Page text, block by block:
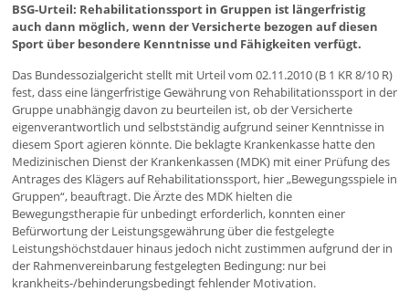
BSG-Urteil: Rehabilitationssport in Gruppen ist längerfristig
auch dann möglich, wenn der Versicherte bezogen auf diesen
Sport über besondere Kenntnisse und Fähigkeiten verfügt.
Das Bundessozialgericht stellt mit Urteil vom 02.11.2010 (B 1 KR 8/10 R)
fest, dass eine längerfristige Gewährung von Rehabilitationssport in der
Gruppe unabhängig davon zu beurteilen ist, ob der Versicherte
eigenverantwortlich und selbstständig aufgrund seiner Kenntnisse in
diesem Sport agieren könnte. Die beklagte Krankenkasse hatte den
Medizinischen Dienst der Krankenkassen (MDK) mit einer Prüfung des
Antrages des Klägers auf Rehabilitationssport, hier „Bewegungsspiele in
Gruppen“, beauftragt. Die Ärzte des MDK hielten die
Bewegungstherapie für unbedingt erforderlich, konnten einer
Befürwortung der Leistungsgewährung über die festgelegte
Leistungshöchstdauer hinaus jedoch nicht zustimmen aufgrund der in
der Rahmenvereinbarung festgelegten Bedingung: nur bei
krankheits-/behinderungsbedingt fehlender Motivation.